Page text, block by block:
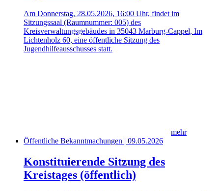
Am Donnerstag, 28.05.2026, 16:00 Uhr, findet im
Sitzungssaal (Raumnummer: 005) des
Kreisverwaltungsgebäudes in 35043 Marburg-Cappel, Im
Lichtenholz 60, eine öffentliche Sitzung des
Jugendhilfeausschusses statt.
mehr
Öffentliche Bekanntmachungen | 09.05.2026
Konstituierende Sitzung des
Kreistages (öffentlich)